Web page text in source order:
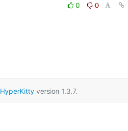
0
0
HyperKittyversion 1.3.7.